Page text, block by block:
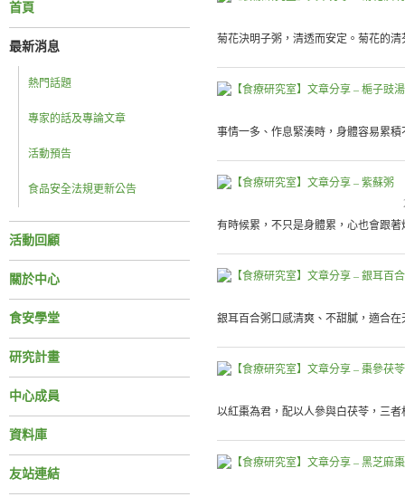
首頁
最新消息
熱門話題
專家的話及專論文章
活動預告
食品安全法規更新公告
活動回顧
關於中心
食安學堂
研究計畫
中心成員
資料庫
友站連結
菊花決明子粥，清透而安定。菊花的
事情一多、作息緊湊時，身體容易累
有時候累，不只是身體累，心也會跟
銀耳百合粥口感清爽、不甜膩，適合
以紅棗為君，配以人參與白茯苓，三